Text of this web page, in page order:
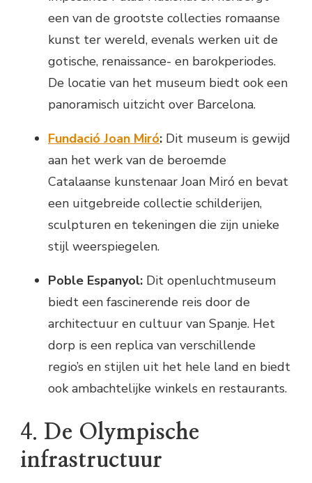
een van de grootste collecties romaanse
kunst ter wereld, evenals werken uit de
gotische, renaissance- en barokperiodes.
De locatie van het museum biedt ook een
panoramisch uitzicht over Barcelona.
Fundació Joan Miró: Dit museum is gewijd
aan het werk van de beroemde
Catalaanse kunstenaar Joan Miró en bevat
een uitgebreide collectie schilderijen,
sculpturen en tekeningen die zijn unieke
stijl weerspiegelen.
Poble Espanyol: Dit openluchtmuseum
biedt een fascinerende reis door de
architectuur en cultuur van Spanje. Het
dorp is een replica van verschillende
regio’s en stijlen uit het hele land en biedt
ook ambachtelijke winkels en restaurants.
4. De Olympische
infrastructuur